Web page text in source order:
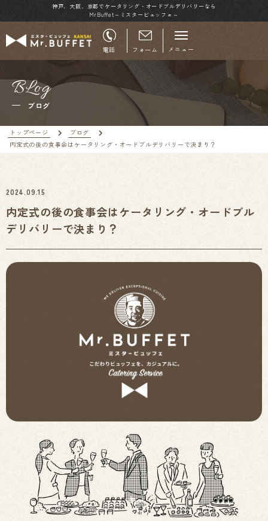
神戸、大阪、京都でケータリング・オードブルデリバリーなら
MrBuffet～ミスタービュッフェ～
電話 フォーム メニュー
BLog
ブログ
トップページ
ブログ
内定式の後の食事会はケータリング・オードブルデリバリーで決まり？
2024.09.15
内定式の後の食事会はケータリング・オードブル
デリバリーで決まり？